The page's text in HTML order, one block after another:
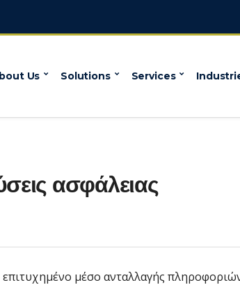
Us Solutions Services
ασφάλειας
επιτυχημένο μέσο ανταλλαγής